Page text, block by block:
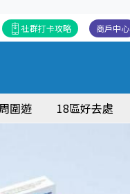
商戶中心
社群打卡攻略
圍遊 18區好去處